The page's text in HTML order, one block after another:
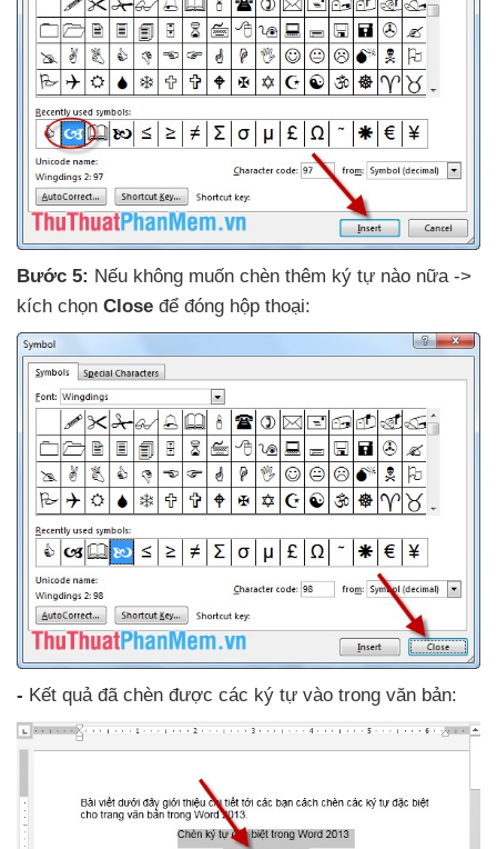
Bước 5: Nếu không muốn chèn thêm ký tự nào nữa ->
kích chọn Close để đóng hộp thoại:
- Kết quả đã chèn được các ký tự vào trong văn bản: